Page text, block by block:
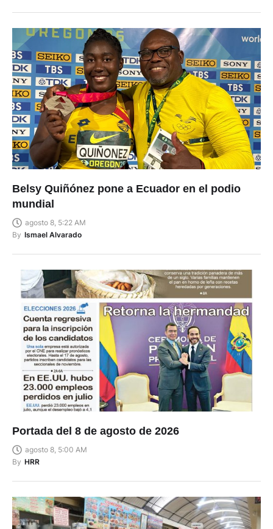
Belsy Quiñónez pone a Ecuador en el podio
mundial
agosto 8, 5:22 AM
By Ismael Alvarado
Portada del 8 de agosto de 2026
agosto 8, 5:00 AM
By HRR